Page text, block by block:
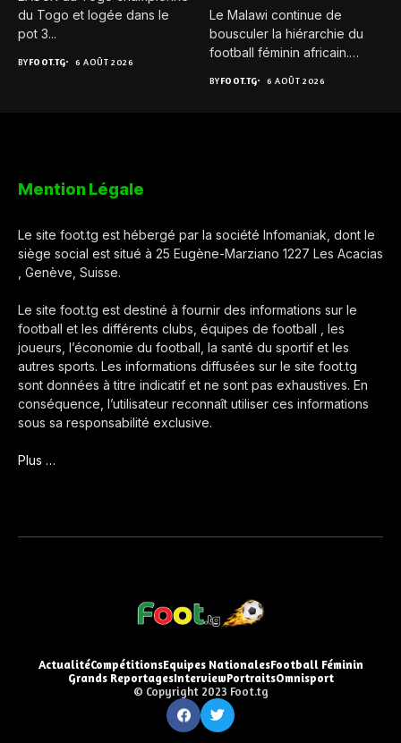
du Togo et logée dans le
pot 3...
BYFOOT.TG 6 AOÛT 2026
Le Malawi continue de
bousculer la hiérarchie du
football féminin africain.
BYFOOT.TG 6 AOÛT 2026
Mention Légale
Le site foot.tg est hébergé par la société Infomaniak, dont le
siège social est situé à 25 Eugène-Marziano 1227 Les Acacias
, Genève, Suisse.
Le site foot.tg est destiné à fournir des informations sur le
football et les différents clubs, équipes de football , les
joueurs, l’économie du football, la santé du sportif et les
autres sports. Les informations diffusées sur le site foot.tg
sont données à titre indicatif et ne sont pas exhaustives. En
conséquence, l’utilisateur reconnaît utiliser ces informations
sous sa responsabilité exclusive.
Plus …
ActualitéCompétitionsEquipes NationalesFootball Féminin
Grands ReportagesInterviewPortraitsOmnisport
© Copyright 2023 Foot.tg